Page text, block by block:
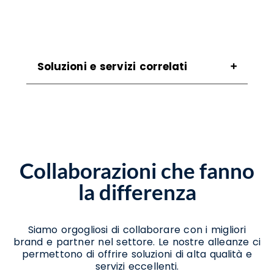
Soluzioni e servizi correlati
Eboli
Consulenza Per Passaggio A Windows 11
Supporto Aggiornamento Windows 11 Eboli
Supporto Passaggio A Windows 11 Eboli
Collaborazioni che fanno
la differenza
Siamo orgogliosi di collaborare con i migliori
brand e partner nel settore. Le nostre alleanze ci
permettono di offrire soluzioni di alta qualità e
servizi eccellenti.